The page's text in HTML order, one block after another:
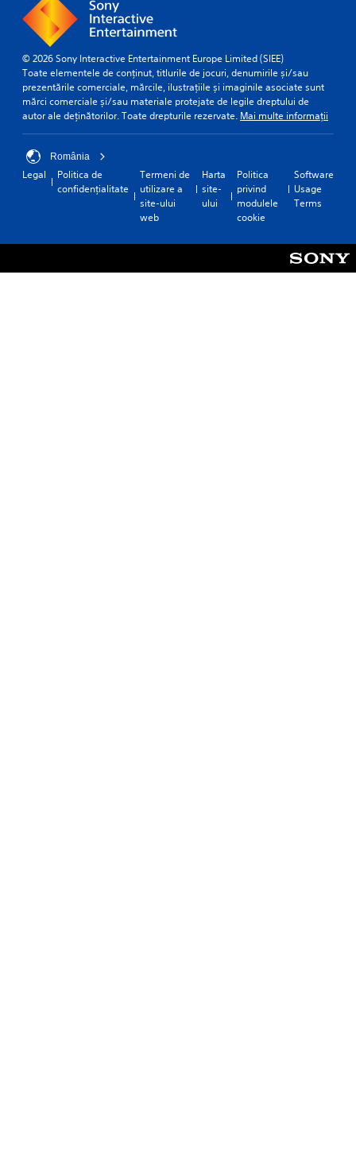
© 2026 Sony Interactive Entertainment Europe Limited (SIEE)
Toate elementele de conținut, titlurile de jocuri, denumirile și/sau
prezentările comerciale, mărcile, ilustrațiile și imaginile asociate sunt
mărci comerciale și/sau materiale protejate de legile dreptului de
autor ale deținătorilor. Toate drepturile rezervate. Mai multe informații
România
Legal
Politica de
confidențialitate
Termeni de
utilizare a
site-ului
web
Harta
site-
ului
Politica
privind
modulele
cookie
Software
Usage
Terms